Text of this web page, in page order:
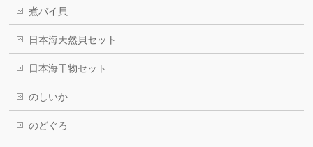
煮バイ貝
日本海天然貝セット
日本海干物セット
のしいか
のどぐろ